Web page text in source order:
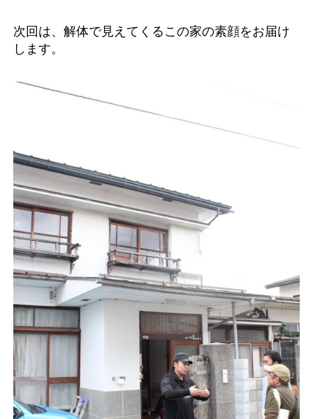
次回は、解体で見えてくるこの家の素顔をお届け
します。